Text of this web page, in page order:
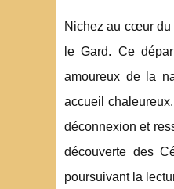
Nichez au cœur du
le Gard. Ce
amoureux de la
accueil
déconnexion et
découverte des
poursuivant la